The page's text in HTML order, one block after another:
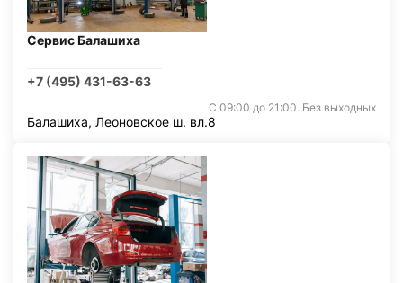
Сервис Балашиха
+7 (495) 431-63-63
С 09:00 до 21:00. Без выходных
Балашиха, Леоновское ш. вл.8